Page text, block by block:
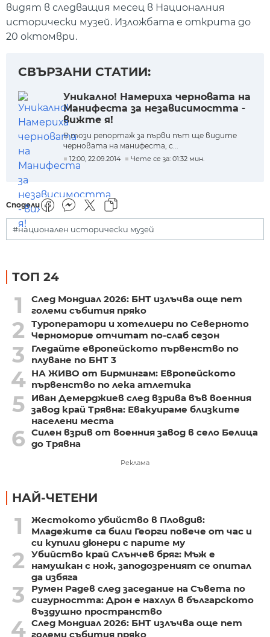
видят в следващия месец в Националния
исторически музей. Изложбата е открита до
20 октомври.
СВЪРЗАНИ СТАТИИ:
Уникално! Намериха черновата на
Манифеста за независимостта -
вижте я!
В този репортаж за първи път ще видите
черновата на манифеста, с...
12:00, 22.09.2014 Чете се за: 01:32 мин.
Сподели
#национален исторически музей
ТОП 24
1
След Мондиал 2026: БНТ излъчва още пет
големи събития пряко
2
Туроператори и хотелиери по Северното
Черноморие отчитат по-слаб сезон
3
Гледайте европейското първенство по
плуване по БНТ 3
4 НА ЖИВО от Бирмингам: Европейското
първенство по лека атлетика
5
Иван Демерджиев след взрива във военния
завод край Трявна: Евакуираме близките
населени места
6 Силен взрив от военния завод в село Белица
до Трявна
Реклама
НАЙ-ЧЕТЕНИ
1
Жестокото убийство в Пловдив:
Младежите са били Георги повече от час и
си купили дюнери с парите му
2
Убийство край Слънчев бряг: Мъж е
намушкан с нож, заподозреният се опитал
да избяга
3
Румен Радев след заседание на Съвета по
сигурността: Дрон е нахлул в българското
въздушно пространство
4 След Мондиал 2026: БНТ излъчва още пет
големи събития пряко